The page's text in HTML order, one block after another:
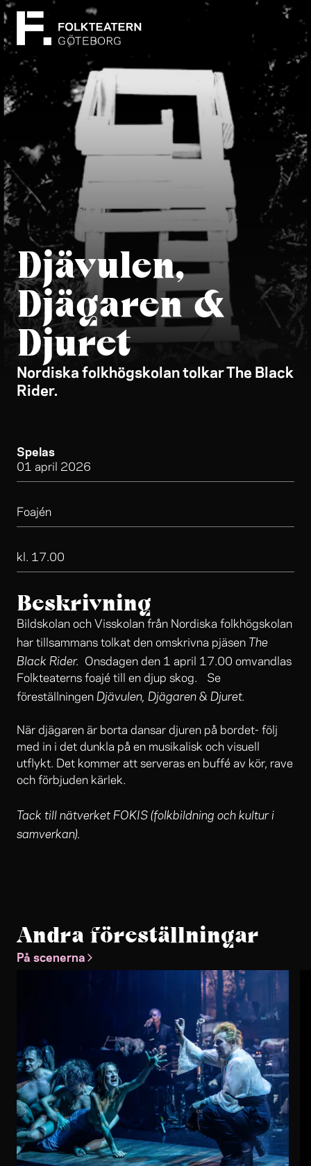
Djävulen,
Djägaren &
Djuret
Nordiska folkhögskolan tolkar The Black
Rider.
Spelas
01 april 2026
Foajén
kl. 17.00
Beskrivning
Bildskolan och Visskolan från Nordiska folkhögskolan
har tillsammans tolkat den omskrivna pjäsen The
Black Rider.
Onsdagen den 1 april 17.00 omvandlas
Folkteaterns foajé till en djup skog. Se
föreställningen Djävulen, Djägaren & Djuret.
När djägaren är borta dansar djuren på bordet- följ
med in i det dunkla på en musikalisk och visuell
utflykt. Det kommer att serveras en buffé av kör, rave
och förbjuden kärlek.
Tack till nätverket FOKIS (folkbildning och kultur i
samverkan).
Andra föreställningar
På scenerna